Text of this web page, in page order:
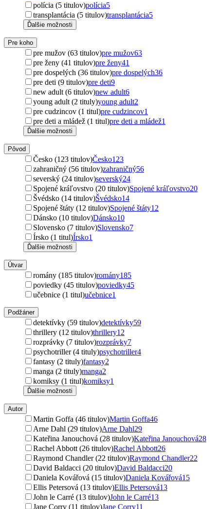
polícia (5 titulov)polícia5
transplantácia (5 titulov)transplantácia5
Ďalšie možnosti
Pre koho
pre mužov (63 titulov)pre mužov63
pre ženy (41 titulov)pre ženy41
pre dospelých (36 titulov)pre dospelých36
pre deti (9 titulov)pre deti9
new adult (6 titulov)new adult6
young adult (2 tituly)young adult2
pre cudzincov (1 titul)pre cudzincov1
pre deti a mládež (1 titul)pre deti a mládež1
Ďalšie možnosti
Pôvod
Česko (123 titulov)Česko123
zahraničný (56 titulov)zahraničný56
severský (24 titulov)severský24
Spojené kráľovstvo (20 titulov)Spojené kráľovstvo20
Švédsko (14 titulov)Švédsko14
Spojené štáty (12 titulov)Spojené štáty12
Dánsko (10 titulov)Dánsko10
Slovensko (7 titulov)Slovensko7
Írsko (1 titul)Írsko1
Ďalšie možnosti
Útvar
romány (185 titulov)romány185
poviedky (45 titulov)poviedky45
učebnice (1 titul)učebnice1
Podžáner
detektívky (59 titulov)detektívky59
thrillery (12 titulov)thrillery12
rozprávky (7 titulov)rozprávky7
psychotriller (4 tituly)psychotriller4
fantasy (2 tituly)fantasy2
manga (2 tituly)manga2
komiksy (1 titul)komiksy1
Ďalšie možnosti
Autor
Martin Goffa (46 titulov)Martin Goffa46
Arne Dahl (29 titulov)Arne Dahl29
Kateřina Janouchová (28 titulov)Kateřina Janouchová28
Rachel Abbott (26 titulov)Rachel Abbott26
Raymond Chandler (22 titulov)Raymond Chandler22
David Baldacci (20 titulov)David Baldacci20
Daniela Kovářová (15 titulov)Daniela Kovářová15
Ellis Petersová (13 titulov)Ellis Petersová13
John le Carré (13 titulov)John le Carré13
Jane Corry (11 titulov)Jane Corry11